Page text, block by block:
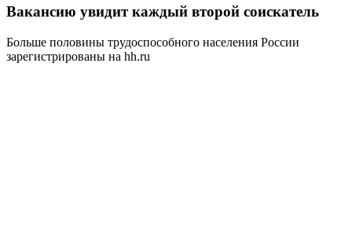
Вакансию увидит каждый второй соискатель
Больше половины трудоспособного населения России
зарегистрированы на hh.ru